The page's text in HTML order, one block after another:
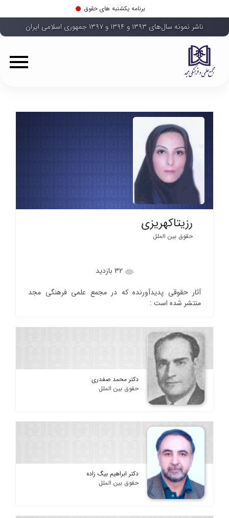
برنامه یکشنبه های حقوق
ناشر نمونه سال‌های ۱۳۹۳ و ۱۳۹۴ و ۱۳۹۷ جمهوری اسلامی ایران
رزیتاکهریزی
حقوق بین الملل
32 بازدید
آثار حقوقی پدیدآورنده که در مجمع علمی فرهنگی مجد
منتشر شده است :
دکتر محمد صفدری
حقوق بین الملل
دکتر ابراهیم بیگ زاده
حقوق بین الملل